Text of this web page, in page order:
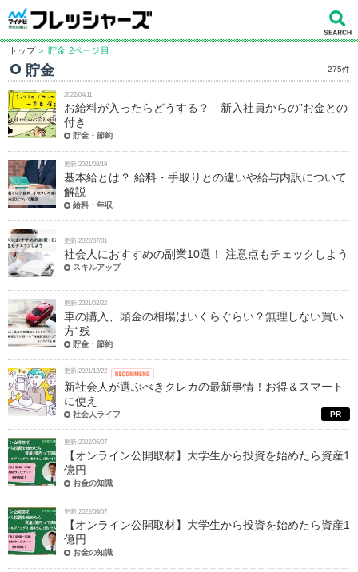
トップ ＞ 貯金 2ページ目
貯金 275件
2022/04/11
お給料が入ったらどうする？ 新入社員からの”お金との
付き
貯金・節約
更新:2021/08/19
基本給とは？ 給料・手取りとの違いや給与内訳について
解説
給料・年収
更新:2022/07/01
社会人におすすめの副業10選！ 注意点もチェックしよう
スキルアップ
更新:2021/02/22
車の購入、頭金の相場はいくらぐらい？無理しない買い
方“残
貯金・節約
更新:2021/12/22
新社会人が選ぶべきクレカの最新事情！お得＆スマート
に使え
社会人ライフ PR
更新:2022/06/07
【オンライン公開取材】大学生から投資を始めたら資産1
億円
お金の知識
更新:2022/06/07
【オンライン公開取材】大学生から投資を始めたら資産1
億円
お金の知識